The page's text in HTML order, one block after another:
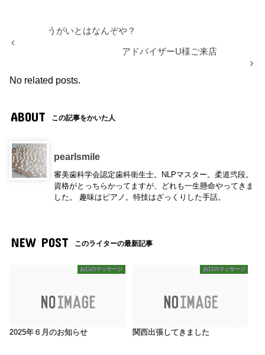
うがいとはなんぞや？
アドバイザーU様ご来店
No related posts.
ABOUT この記事をかいた人
pearlsmile
審美歯科学会認定歯科衛生士。NLPマスター。柔道弐段。
資格がとっちらかってますが、どれも一生懸命やってきま
した。 趣味はピアノ。特技はざっくりした手話。
NEW POST このライターの最新記事
お口のマッサージ
2025年６月のお知らせ
お口のマッサージ
関西出張してきました